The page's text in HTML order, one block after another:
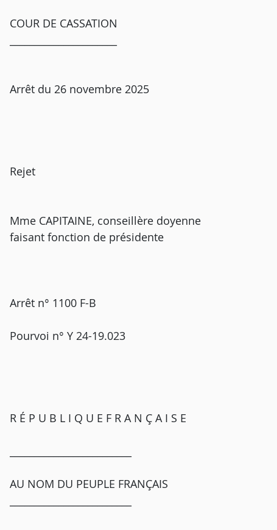
COUR DE CASSATION
Arrêt du 26 novembre 2025
Rejet
Mme CAPITAINE, conseillère doyenne
faisant fonction de présidente
Arrêt n° 1100 F-B
Pourvoi n° Y 24-19.023
R É P U B L I Q U E F R A N Ç A I S E
AU NOM DU PEUPLE FRANÇAIS